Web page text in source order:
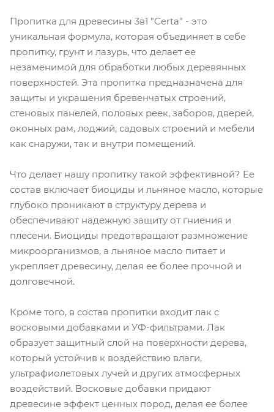
Пропитка для древесины 3в1 "Certa" - это
уникальная формула, которая объединяет в себе
пропитку, грунт и лазурь, что делает ее
незаменимой для обработки любых деревянных
поверхностей. Эта пропитка предназначена для
защиты и украшения бревенчатых строений,
стеновых панелей, половых реек, заборов, дверей,
оконных рам, лоджий, садовых строений и мебели
как снаружи, так и внутри помещений.
Что делает нашу пропитку такой эффективной? Ее
состав включает биоциды и льняное масло, которые
глубоко проникают в структуру дерева и
обеспечивают надежную защиту от гниения и
плесени. Биоциды предотвращают размножение
микроорганизмов, а льняное масло питает и
укрепляет древесину, делая ее более прочной и
долговечной.
Кроме того, в состав пропитки входит лак с
восковыми добавками и УФ-фильтрами. Лак
образует защитный слой на поверхности дерева,
который устойчив к воздействию влаги,
ультрафиолетовых лучей и других атмосферных
воздействий. Восковые добавки придают
древесине эффект ценных пород, делая ее более